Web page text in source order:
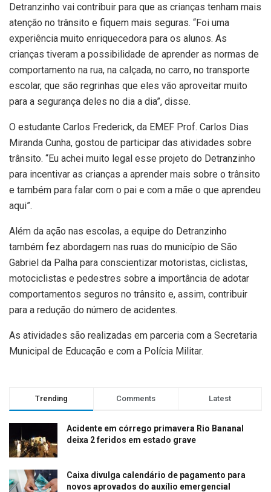
Detranzinho vai contribuir para que as crianças tenham mais
atenção no trânsito e fiquem mais seguras. “Foi uma
experiência muito enriquecedora para os alunos. As
crianças tiveram a possibilidade de aprender as normas de
comportamento na rua, na calçada, no carro, no transporte
escolar, que são regrinhas que eles vão aproveitar muito
para a segurança deles no dia a dia”, disse.
O estudante Carlos Frederick, da EMEF Prof. Carlos Dias
Miranda Cunha, gostou de participar das atividades sobre
trânsito. “Eu achei muito legal esse projeto do Detranzinho
para incentivar as crianças a aprender mais sobre o trânsito
e também para falar com o pai e com a mãe o que aprendeu
aqui”.
Além da ação nas escolas, a equipe do Detranzinho
também fez abordagem nas ruas do município de São
Gabriel da Palha para conscientizar motoristas, ciclistas,
motociclistas e pedestres sobre a importância de adotar
comportamentos seguros no trânsito e, assim, contribuir
para a redução do número de acidentes.
As atividades são realizadas em parceria com a Secretaria
Municipal de Educação e com a Polícia Militar.
Trending Comments Latest
Acidente em córrego primavera Rio Bananal
deixa 2 feridos em estado grave
Caixa divulga calendário de pagamento para
novos aprovados do auxílio emergencial